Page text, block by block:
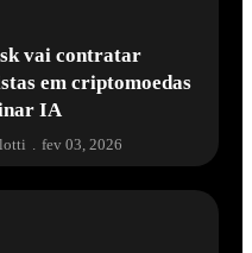
vai contratar
em criptomoedas
IA
fev 03, 2026